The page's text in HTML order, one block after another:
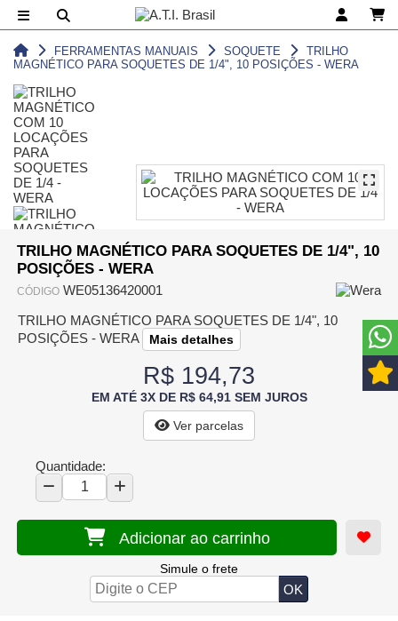
FERRAMENTAS MANUAIS SOQUETE
TRILHO
MAGNÉTICO PARA SOQUETES DE 1/4", 10 POSIÇÕES - WERA
TRILHO MAGNÉTICO PARA SOQUETES DE 1/4", 10
POSIÇÕES - WERA
CÓDIGO WE05136420001
TRILHO MAGNÉTICO PARA SOQUETES DE 1/4", 10
POSIÇÕES - WERA
Mais detalhes
R$ 194,73
EM ATÉ 3X DE R$ 64,91 SEM JUROS
Ver parcelas
Quantidade:
Adicionar ao carrinho
Simule o frete